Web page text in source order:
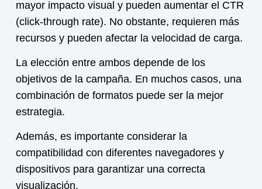
mayor impacto visual y pueden aumentar el CTR
(click-through rate). No obstante, requieren más
recursos y pueden afectar la velocidad de carga.
La elección entre ambos depende de los
objetivos de la campaña. En muchos casos, una
combinación de formatos puede ser la mejor
estrategia.
Además, es importante considerar la
compatibilidad con diferentes navegadores y
dispositivos para garantizar una correcta
visualización.